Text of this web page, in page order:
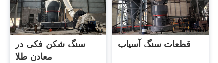
سنگ شکن فکی در
معادن طلا
قطعات سنگ آسیاب